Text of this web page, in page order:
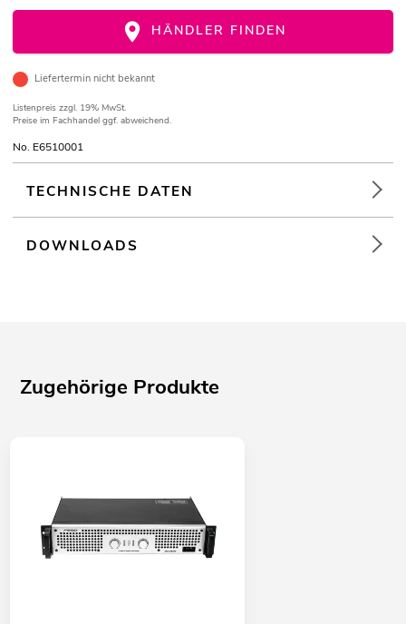
HÄNDLER FINDEN
Liefertermin nicht bekannt
Listenpreis zzgl. 19% MwSt.
Preise im Fachhandel ggf. abweichend.
No. E6510001
TECHNISCHE DATEN
DOWNLOADS
Zugehörige Produkte